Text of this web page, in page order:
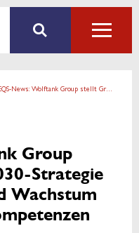
News: Wolftank Group stellt GreenLead 2030-Strategie vor: Innovation und Wachstum entlang der Kernkompetenzen
Group
Strategie
Wachstum